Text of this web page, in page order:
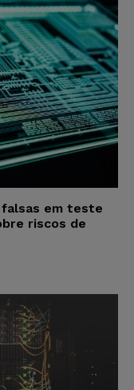
em teste
riscos de